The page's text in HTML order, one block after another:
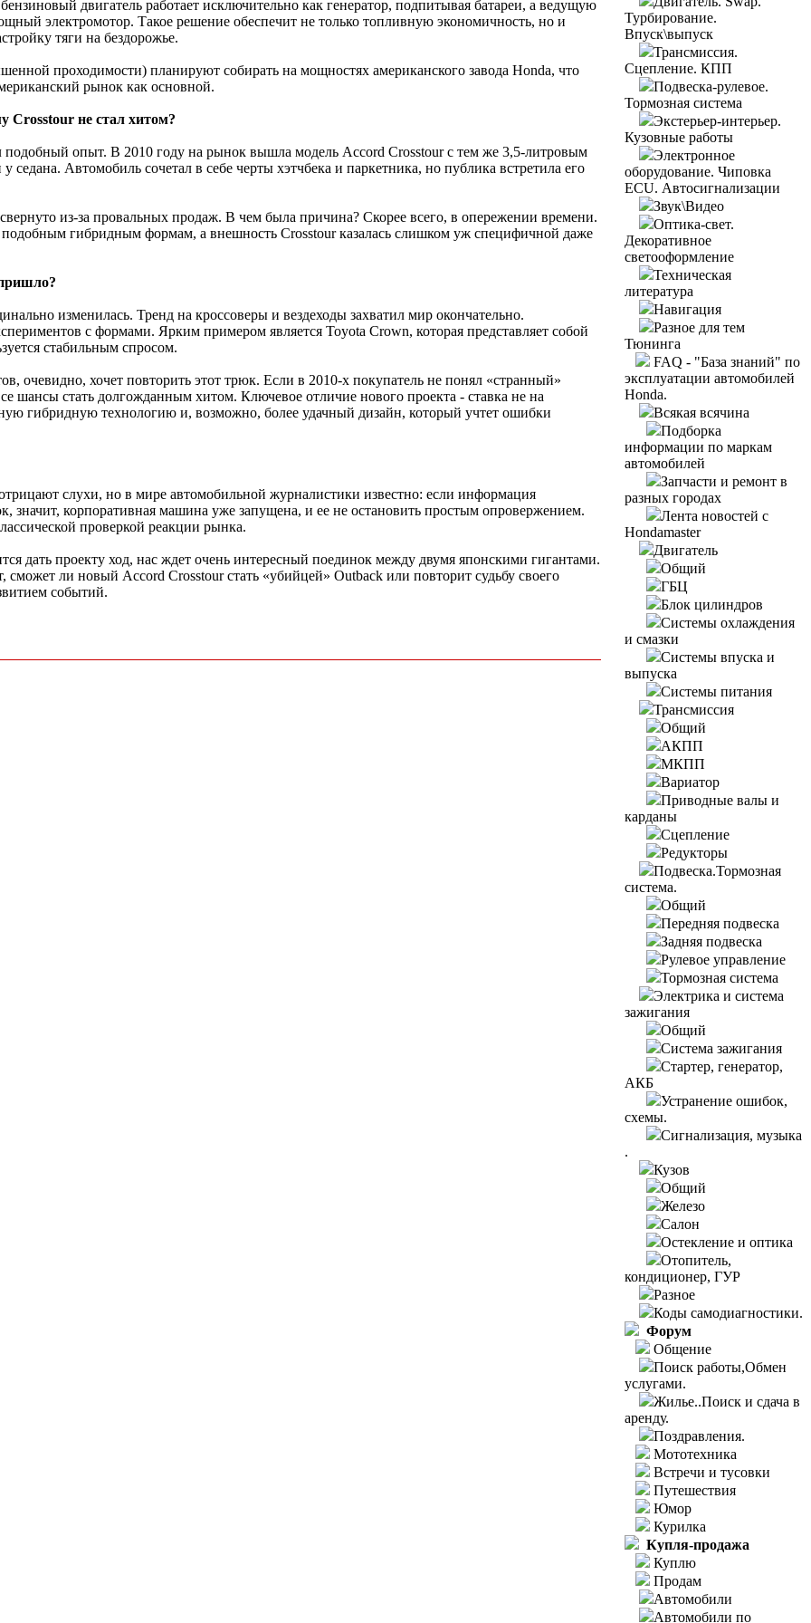
двигатель работает исключительно как генератор, подпитывая батареи, а ведущую
электромотор. Такое решение обеспечит не только топливную экономичность, но и
тяги на бездорожье.
проходимости) планируют собирать на мощностях американского завода Honda, что
рынок как основной.
Crosstour не стал хитом?
опыт. В 2010 году на рынок вышла модель Accord Crosstour с тем же 3,5-литровым
Автомобиль сочетал в себе черты хэтчбека и паркетника, но публика встретила его
из-за провальных продаж. В чем была причина? Скорее всего, в опережении времени.
гибридным формам, а внешность Crosstour казалась слишком уж специфичной даже
изменилась. Тренд на кроссоверы и вездеходы захватил мир окончательно.
с формами. Ярким примером является Toyota Crown, которая представляет собой
стабильным спросом.
очевидно, хочет повторить этот трюк. Если в 2010-х покупатель не понял «странный»
шансы стать долгожданным хитом. Ключевое отличие нового проекта - ставка не на
гибридную технологию и, возможно, более удачный дизайн, который учтет ошибки
слухи, но в мире автомобильной журналистики известно: если информация
значит, корпоративная машина уже запущена, и ее не остановить простым опровержением.
проверкой реакции рынка.
дать проекту ход, нас ждет очень интересный поединок между двумя японскими гигантами.
сможет ли новый Accord Crosstour стать «убийцей» Outback или повторит судьбу своего
событий.
Турбирование.
Впуск\выпуск
Трансмиссия.
Сцепление. КПП
Подвеска-рулевое.
Тормозная система
Экстерьер-интерьер.
Кузовные работы
Электронное
оборудование. Чиповка
ECU. Автосигнализации
Звук\Видео
Оптика-свет.
Декоративное
светооформление
Техническая
литература
Навигация
Разное для тем
Тюнинга
FAQ - "База знаний" по
эксплуатации автомобилей
Honda.
Всякая всячина
Подборка
информации по маркам
автомобилей
Запчасти и ремонт в
разных городах
Лента новостей с
Hondamaster
Двигатель
Общий
ГБЦ
Блок цилиндров
Системы охлаждения
и смазки
Системы впуска и
выпуска
Системы питания
Трансмиссия
Общий
АКПП
МКПП
Вариатор
Приводные валы и
карданы
Сцепление
Редукторы
Подвеска.Тормозная
система.
Общий
Передняя подвеска
Задняя подвеска
Рулевое управление
Тормозная система
Электрика и система
зажигания
Общий
Система зажигания
Стартер, генератор,
АКБ
Устранение ошибок,
схемы.
Сигнализация, музыка
.
Кузов
Общий
Железо
Салон
Остекление и оптика
Отопитель,
кондиционер, ГУР
Разное
Коды самодиагностики.
Форум
Общение
Поиск работы,Обмен
услугами.
Жилье..Поиск и сдача в
аренду.
Поздравления.
Мототехника
Встречи и тусовки
Путешествия
Юмор
Курилка
Купля-продажа
Куплю
Продам
Автомобили
Автомобили по